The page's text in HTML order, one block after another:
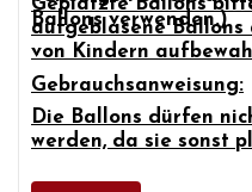
Ballons verwenden.)
Geplatzte Ballons
aufgeblasene
von Kindern
Gebrauchsanweisung:
Die Ballons dürfen
werden, da sie sonst